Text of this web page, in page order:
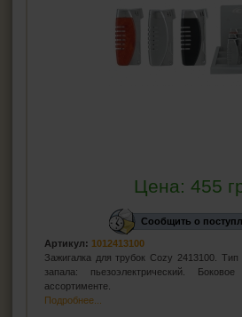
Цена:455
Сообщить о
Артикул: 1012413100
Зажигалка для трубок Cozy 2413100.
запала: пьезоэлектрический.
ассортименте.
Подробнее...